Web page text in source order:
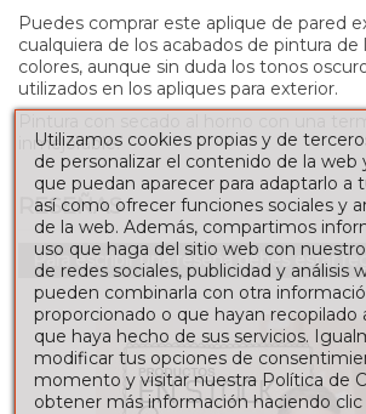
Puedes comprar este aplique de pared
cualquiera de los acabados de pintura de
colores, aunque sin duda los tonos
utilizados en los apliques para exterior.
inmejorable.
RESEÑAS
Para escribir una reseña debes estar
Utilizamos cookies propias y de
de personalizar el contenido de la web
que puedan aparecer para adaptarlo a
así como ofrecer funciones sociales y
de la web. Además, compartimos
uso que haga del sitio web con
de redes sociales, publicidad y análisis
pueden combinarla con otra
proporcionado o que hayan recopilado
que haya hecho de sus servicios.
modificar tus opciones de
momento y visitar nuestra Política de
obtener más información haciendo clic